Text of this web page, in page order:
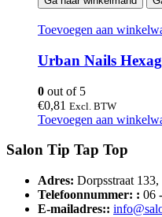
Toevoegen aan
Urban Nails
0 out of 5
€0,81 Excl. BTW
Toevoegen aan
Salon Tip Tap Top
Adres: Dorpsstraat
Telefoonnummer: : 06
E-mailadres::